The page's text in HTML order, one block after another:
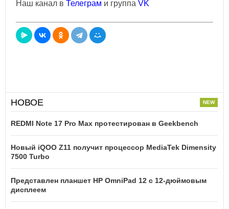
Наш канал в Телеграм и группа VK
НОВОЕ
REDMI Note 17 Pro Max протестирован в Geekbench
Новый iQOO Z11 получит процессор MediaTek Dimensity
7500 Turbo
Представлен планшет HP OmniPad 12 с 12-дюймовым
дисплеем